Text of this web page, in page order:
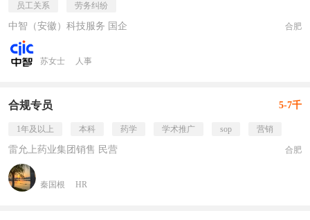
员工关系
劳务纠纷
中智（安徽）科技服务 国企 合肥
苏女士 人事
合规专员 5-7千
1年及以上 本科 药学 学术推广 sop 营销
雷允上药业集团销售 民营 合肥
秦国根 HR